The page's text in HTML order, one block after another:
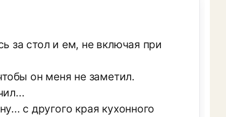
за стол и ем, не включая при
он меня не заметил.
с другого края кухонного